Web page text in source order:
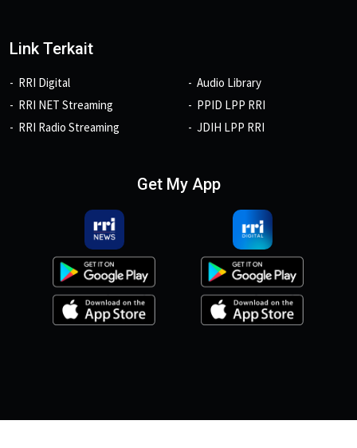
Link Terkait
RRI Digital
RRI NET Streaming
RRI Radio Streaming
Audio Library
PPID LPP RRI
JDIH LPP RRI
Get My App